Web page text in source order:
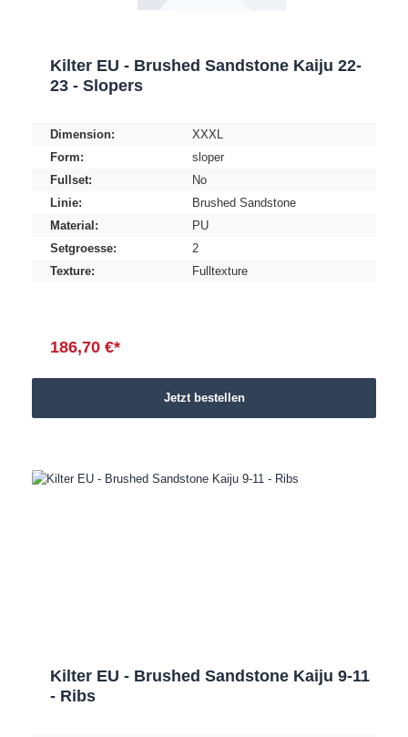
Kilter EU - Brushed Sandstone Kaiju 22-
23 - Slopers
Dimension:
XXXL
Form:
sloper
Fullset:
No
Linie:
Brushed Sandstone
Material:
PU
Setgroesse:
2
Texture:
Fulltexture
186,70 €*
Jetzt bestellen
Kilter EU - Brushed Sandstone Kaiju 9-11
- Ribs